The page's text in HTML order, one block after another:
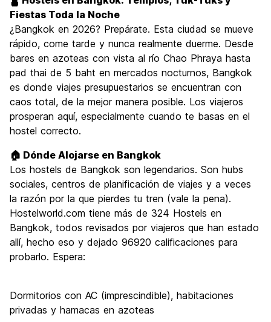
Cultura
Fiesta
8.6
Calidad Precio
8.6
Fiestas Toda la Noche
¿Bangkok en 2026? Prepárate. Esta ciudad se mueve
rápido, come tarde y nunca realmente duerme. Desde
bares en azoteas con vista al río Chao Phraya hasta
pad thai de 5 baht en mercados nocturnos, Bangkok
es donde viajes presupuestarios se encuentran con
caos total, de la mejor manera posible. Los viajeros
prosperan aquí, especialmente cuando te basas en el
hostel correcto.
🏠 Dónde Alojarse en Bangkok
Los hostels de Bangkok son legendarios. Son hubs
sociales, centros de planificación de viajes y a veces
la razón por la que pierdes tu tren (vale la pena).
Hostelworld.com tiene más de 324 Hostels en
Bangkok, todos revisados por viajeros que han estado
allí, hecho eso y dejado 96920 calificaciones para
probarlo. Espera:
Dormitorios con AC (imprescindible), habitaciones
privadas y hamacas en azoteas